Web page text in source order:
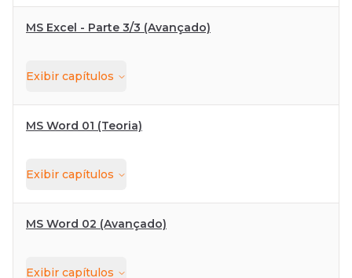
MS Excel - Parte 3/3 (Avançado)
Exibir capítulos
MS Word 01 (Teoria)
Exibir capítulos
MS Word 02 (Avançado)
Exibir capítulos